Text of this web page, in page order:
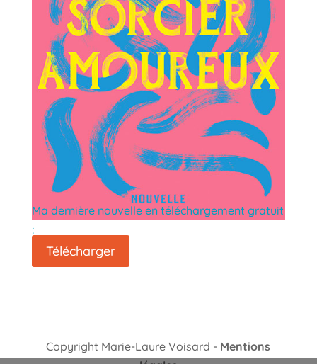
Ma dernière nouvelle en téléchargement gratuit
:
Télécharger
Copyright Marie-Laure Voisard - Mentions